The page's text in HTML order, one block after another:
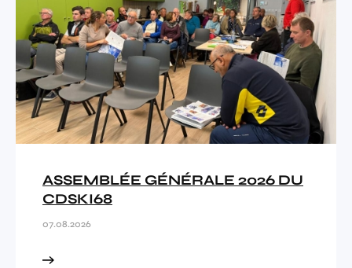
ASSEMBLÉE GÉNÉRALE 2026 DU
CDSKI68
07.08.2026